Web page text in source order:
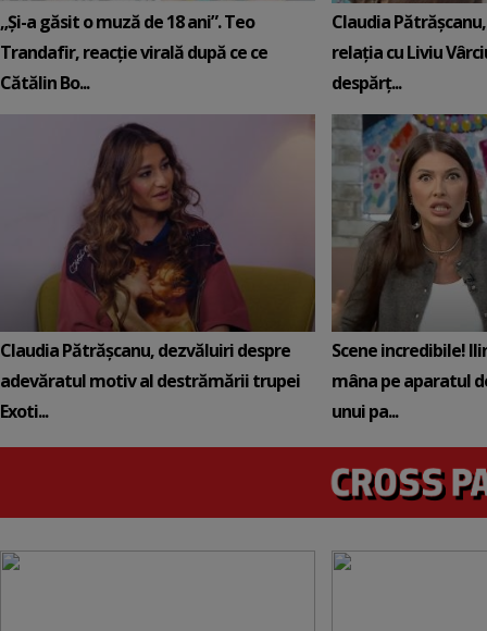
„Și-a găsit o muză de 18 ani”. Teo
Trandafir, reacție virală după ce ce
Cătălin Bo...
Claudia
relația cu Liviu
despărț...
Claudia Pătrășcanu, dezvăluiri despre
adevăratul motiv al destrămării trupei
Exoti...
Scene incredibile!
mâna pe aparatul
unui pa...